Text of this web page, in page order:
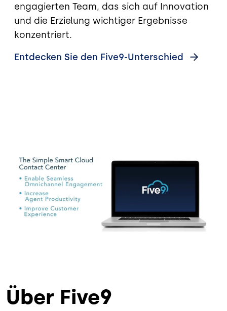
engagierten Team, das sich auf Innovation
und die Erzielung wichtiger Ergebnisse
konzentriert.
Entdecken Sie den Five9-Unterschied
Über Five9